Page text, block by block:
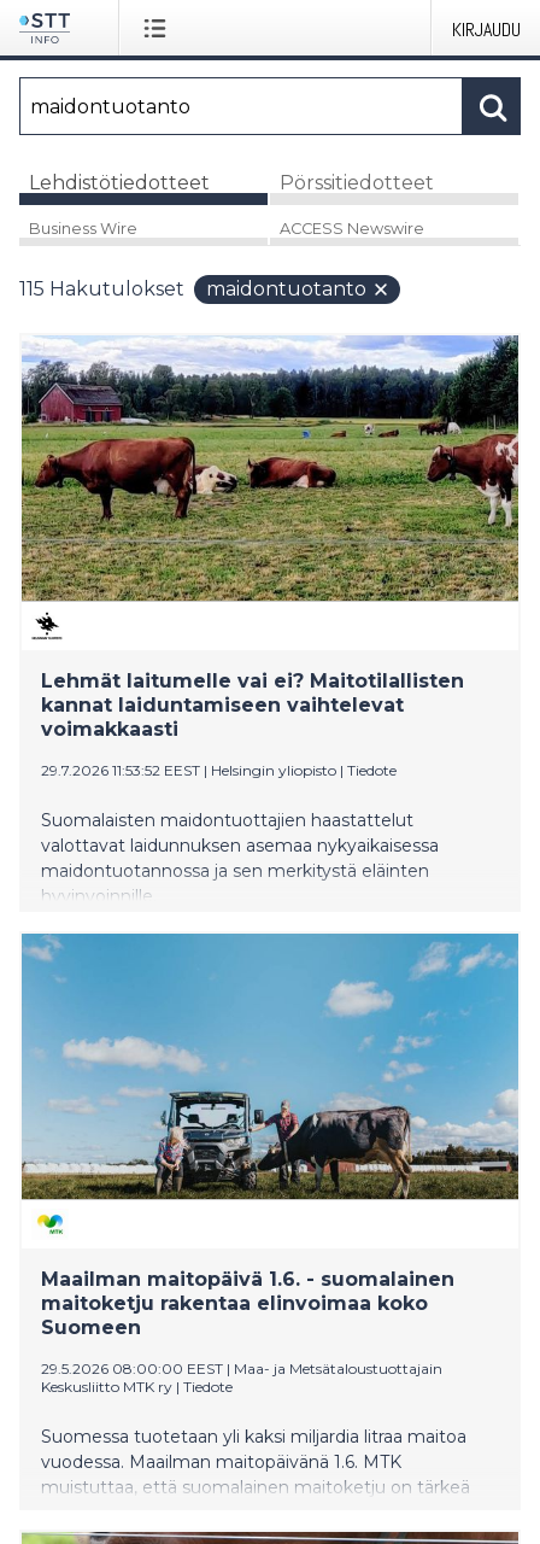
KIRJAUDU
Lehdistötiedotteet Pörssitiedotteet
Business Wire ACCESS Newswire
115 Hakutulokset maidontuotanto
Lehmät laitumelle vai ei? Maitotilallisten
kannat laiduntamiseen vaihtelevat
voimakkaasti
29.7.2026 11:53:52 EEST | Helsingin yliopisto | Tiedote
Suomalaisten maidontuottajien haastattelut
valottavat laidunnuksen asemaa nykyaikaisessa
maidontuotannossa ja sen merkitystä eläinten
hyvinvoinnille.
Maailman maitopäivä 1.6. - suomalainen
maitoketju rakentaa elinvoimaa koko
Suomeen
29.5.2026 08:00:00 EEST | Maa- ja Metsätaloustuottajain
Keskusliitto MTK ry | Tiedote
Suomessa tuotetaan yli kaksi miljardia litraa maitoa
vuodessa. Maailman maitopäivänä 1.6. MTK
muistuttaa, että suomalainen maitoketju on tärkeä
alueiden elinvoimaa.